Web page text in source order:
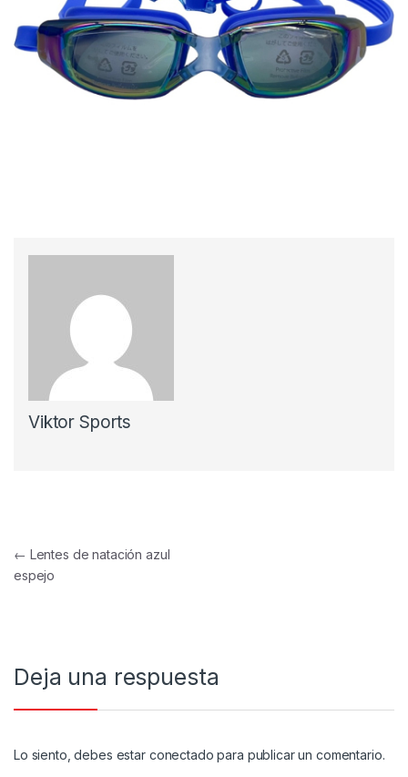
Viktor Sports
Navegación de entradas
← Lentes de natación azul
espejo
Deja una respuesta
Lo siento, debes estar conectado para publicar un comentario.